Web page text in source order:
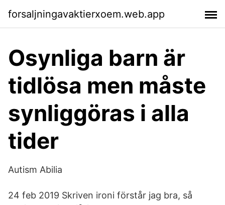
forsaljningavaktierxoem.web.app
Osynliga barn är
tidlösa men måste
synliggöras i alla
tider
Autism Abilia
24 feb 2019 Skriven ironi förstår jag bra, så